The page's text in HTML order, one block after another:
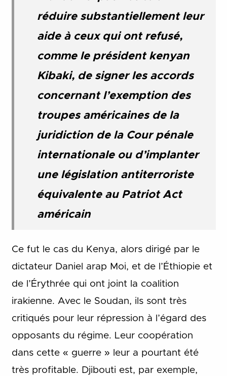
réduire substantiellement leur
aide à ceux qui ont refusé,
comme le président kenyan
Kibaki, de signer les accords
concernant l’exemption des
troupes américaines de la
juridiction de la Cour pénale
internationale ou d’implanter
une législation antiterroriste
équivalente au Patriot Act
américain
Ce fut le cas du Kenya, alors dirigé par le
dictateur Daniel arap Moi, et de l’Éthiopie et
de l’Érythrée qui ont joint la coalition
irakienne. Avec le Soudan, ils sont très
critiqués pour leur répression à l’égard des
opposants du régime. Leur coopération
dans cette « guerre » leur a pourtant été
très profitable. Djibouti est, par exemple,